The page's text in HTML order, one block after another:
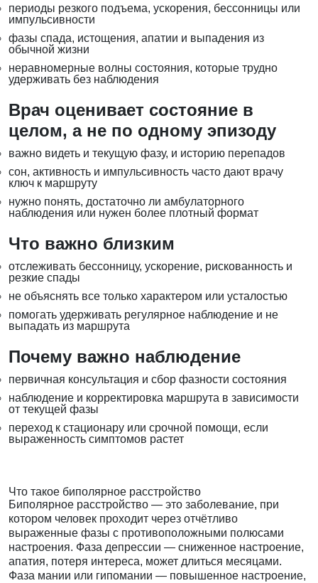
периоды резкого подъема, ускорения, бессонницы или
импульсивности
фазы спада, истощения, апатии и выпадения из
обычной жизни
неравномерные волны состояния, которые трудно
удерживать без наблюдения
Врач оценивает состояние в
целом, а не по одному эпизоду
важно видеть и текущую фазу, и историю перепадов
сон, активность и импульсивность часто дают врачу
ключ к маршруту
нужно понять, достаточно ли амбулаторного
наблюдения или нужен более плотный формат
Что важно близким
отслеживать бессонницу, ускорение, рискованность и
резкие спады
не объяснять все только характером или усталостью
помогать удерживать регулярное наблюдение и не
выпадать из маршрута
Почему важно наблюдение
первичная консультация и сбор фазности состояния
наблюдение и корректировка маршрута в зависимости
от текущей фазы
переход к стационару или срочной помощи, если
выраженность симптомов растет
Что такое биполярное расстройство
Биполярное расстройство — это заболевание, при
котором человек проходит через отчётливо
выраженные фазы с противоположными полюсами
настроения. Фаза депрессии — сниженное настроение,
апатия, потеря интереса, может длиться месяцами.
Фаза мании или гипомании — повышенное настроение,